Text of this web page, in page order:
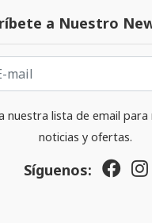
a Nuestro
nuestra lista de email
noticias y ofertas.
Síguenos: